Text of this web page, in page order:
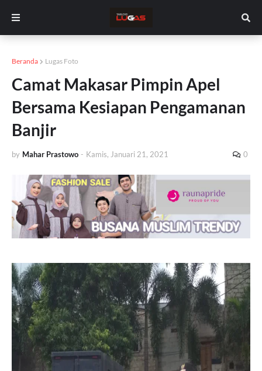
Beranda Lugas Foto
Camat Makasar Pimpin Apel
Bersama Kesiapan Pengamanan
Banjir
by Mahar Prastowo - Kamis, Januari 21, 2021 0